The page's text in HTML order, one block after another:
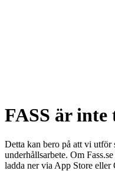
FASS är
Detta kan bero på att vi utför
underhållsarbete. Om
ladda ner via App Store eller